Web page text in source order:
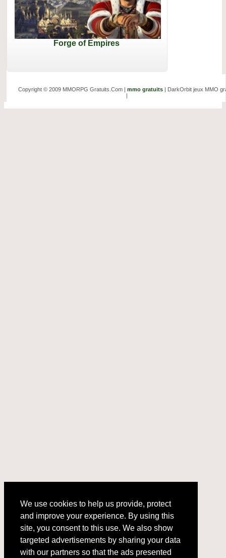
and improve your experience. By using this
site, you consent to this use. We also show
targeted advertisements by sharing your data
with our partners so that the ads presented
are relevant to you. Privacy Policy
We use cookies to help us provide, protect
and improve your experience. By using this
site, you consent to this use. We also show
targeted advertisements by sharing your data
with our partners so that the ads presented
Forge of Empires
Copyright © 2009 MMORPG Gratuits.Com | mmo gratuits | DarkOrbit jeux MMO
|